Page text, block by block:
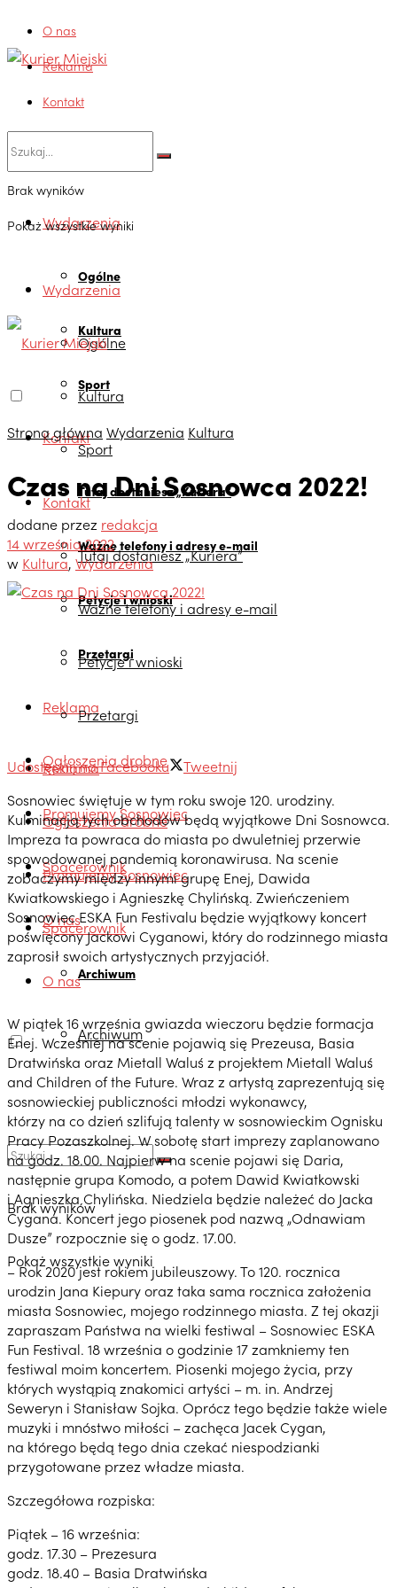
O nas
Reklama
Kontakt
Brak wyników
Pokaż wszystkie wyniki
Wydarzenia
Ogólne
Kultura
Sport
Kontakt
Tutaj dostaniesz „Kuriera”
Ważne telefony i adresy e-mail
Petycje i wnioski
Przetargi
Reklama
Ogłoszenia drobne
Promujemy Sosnowiec
Spacerownik
O nas
Archiwum
Wydarzenia
Ogólne
Kultura
Sport
Kontakt
Tutaj dostaniesz „Kuriera”
Ważne telefony i adresy e-mail
Petycje i wnioski
Przetargi
Reklama
Ogłoszenia drobne
Promujemy Sosnowiec
Spacerownik
O nas
Archiwum
Brak wyników
Pokaż wszystkie wyniki
Strona główna Wydarzenia Kultura
Czas na Dni Sosnowca 2022!
dodane przez redakcja
14 września 2022
w Kultura, Wydarzenia
Udostępnij na Facebooku
Tweetnij
Sosnowiec świętuje w tym roku swoje 120. urodziny.
Kulminacją tych obchodów będą wyjątkowe Dni Sosnowca.
Impreza ta powraca do miasta po dwuletniej przerwie
spowodowanej pandemią koronawirusa. Na scenie
zobaczymy między innymi grupę Enej, Dawida
Kwiatkowskiego i Agnieszkę Chylińską. Zwieńczeniem
Sosnowiec ESKA Fun Festivalu będzie wyjątkowy koncert
poświęcony Jackowi Cyganowi, który do rodzinnego miasta
zaprosił swoich artystycznych przyjaciół.
W piątek 16 września gwiazda wieczoru będzie formacja
Enej. Wcześniej na scenie pojawią się Prezeusa, Basia
Dratwińska oraz Mietall Waluś z projektem Mietall Waluś
and Children of the Future. Wraz z artystą zaprezentują się
sosnowieckiej publiczności młodzi wykonawcy,
którzy na co dzień szlifują talenty w sosnowieckim Ognisku
Pracy Pozaszkolnej. W sobotę start imprezy zaplanowano
na godz. 18.00. Najpierw na scenie pojawi się Daria,
następnie grupa Komodo, a potem Dawid Kwiatkowski
i Agnieszka Chylińska. Niedziela będzie należeć do Jacka
Cygana. Koncert jego piosenek pod nazwą „Odnawiam
Dusze” rozpocznie się o godz. 17.00.
– Rok 2020 jest rokiem jubileuszowy. To 120. rocznica
urodzin Jana Kiepury oraz taka sama rocznica założenia
miasta Sosnowiec, mojego rodzinnego miasta. Z tej okazji
zapraszam Państwa na wielki festiwal – Sosnowiec ESKA
Fun Festival. 18 września o godzinie 17 zamkniemy ten
festiwal moim koncertem. Piosenki mojego życia, przy
których wystąpią znakomici artyści – m. in. Andrzej
Seweryn i Stanisław Sojka. Oprócz tego będzie także wiele
muzyki i mnóstwo miłości – zachęca Jacek Cygan,
na którego będą tego dnia czekać niespodzianki
przygotowane przez władze miasta.
Szczegółowa rozpiska:
Piątek – 16 września:
godz. 17.30 – Prezesura
godz. 18.40 – Basia Dratwińska